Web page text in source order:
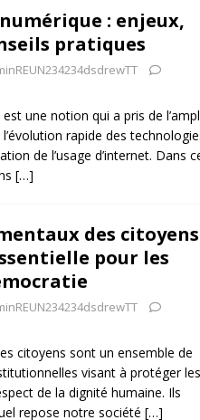
: enjeux,
pratiques
une notion qui a pris de
rapide des
de l’usage d’internet. Dans
[…]
des citoyens
pour les
citoyens sont un ensemble de
visant à protéger les
de la dignité humaine. Ils
repose notre société […]